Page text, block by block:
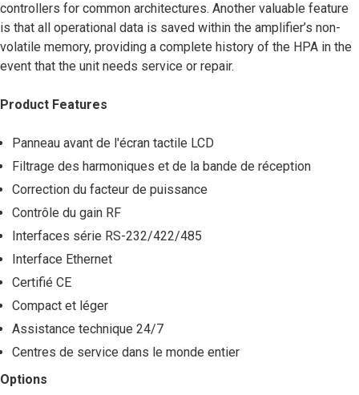
controllers for common architectures. Another valuable feature
is that all operational data is saved within the amplifier’s non-
volatile memory, providing a complete history of the HPA in the
event that the unit needs service or repair.
Product Features
Panneau avant de l'écran tactile LCD
Filtrage des harmoniques et de la bande de réception
Correction du facteur de puissance
Contrôle du gain RF
Interfaces série RS-232/422/485
Interface Ethernet
Certifié CE
Compact et léger
Assistance technique 24/7
Centres de service dans le monde entier
Options